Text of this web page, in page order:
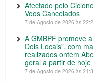
Afectado pelo
Voos Cancelados
7 de Agosto de 2026 às
A GMBPF promove
Dois Locais”, com
realizados ontem
geral a partir de hoje
7 de Agosto de 2026 às